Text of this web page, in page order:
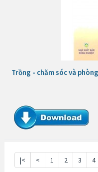
Trồng - chăm sóc và
|< < 1 2 3 4